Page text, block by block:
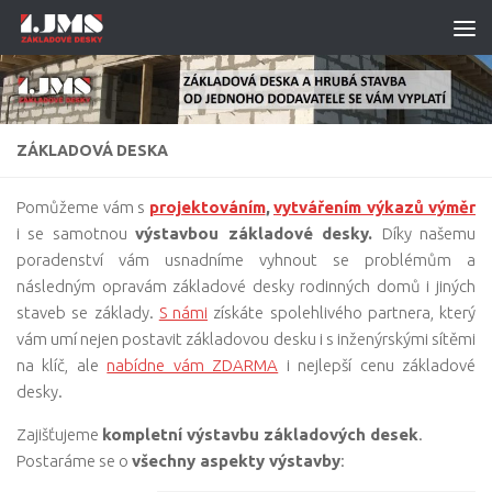
Skip to content
ZÁKLADOVÁ DESKA
Pomůžeme vám s projektováním, vytvářením výkazů výměr
i se samotnouvýstavbou základové desky. Díky našemu
poradenství vám usnadníme vyhnout se problémům a
následným opravám základové desky rodinných domů i jiných
staveb se základy. S námi získáte spolehlivého partnera, který
vám umí nejen postavit základovou desku i s inženýrskými sítěmi
na klíč, ale nabídne vám ZDARMA i nejlepší cenu základové
desky.
Zajišťujeme kompletní výstavbu základových desek.
Postaráme se o všechny aspekty výstavby: